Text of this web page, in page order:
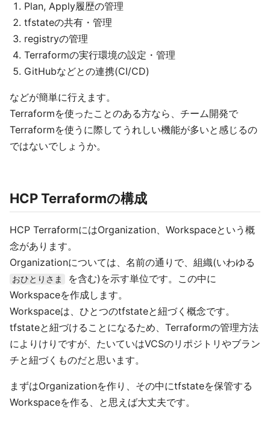
Plan, Apply履歴の管理
tfstateの共有・管理
registryの管理
Terraformの実行環境の設定・管理
GitHubなどとの連携(CI/CD)
などが簡単に行えます。
Terraformを使ったことのある方なら、チーム開発で
Terraformを使うに際してうれしい機能が多いと感じるの
ではないでしょうか。
HCP Terraformの構成
HCP TerraformにはOrganization、Workspaceという概
念があります。
Organizationについては、名前の通りで、組織(いわゆる
おひとりさま
を含む)を示す単位です。この中に
Workspaceを作成します。
Workspaceは、ひとつのtfstateと紐づく概念です。
tfstateと紐づけることになるため、Terraformの管理方法
によりけりですが、たいていはVCSのリポジトリやブラン
チと紐づくものだと思います。
まずはOrganizationを作り、その中にtfstateを保管する
Workspaceを作る、と思えば大丈夫です。